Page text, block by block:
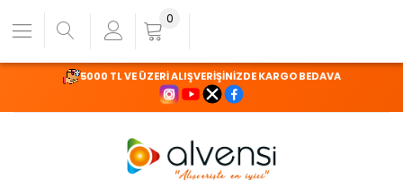
5000 TL VE ÜZERİ ALIŞVERİŞİNİZDE KARGO BEDAVA
0